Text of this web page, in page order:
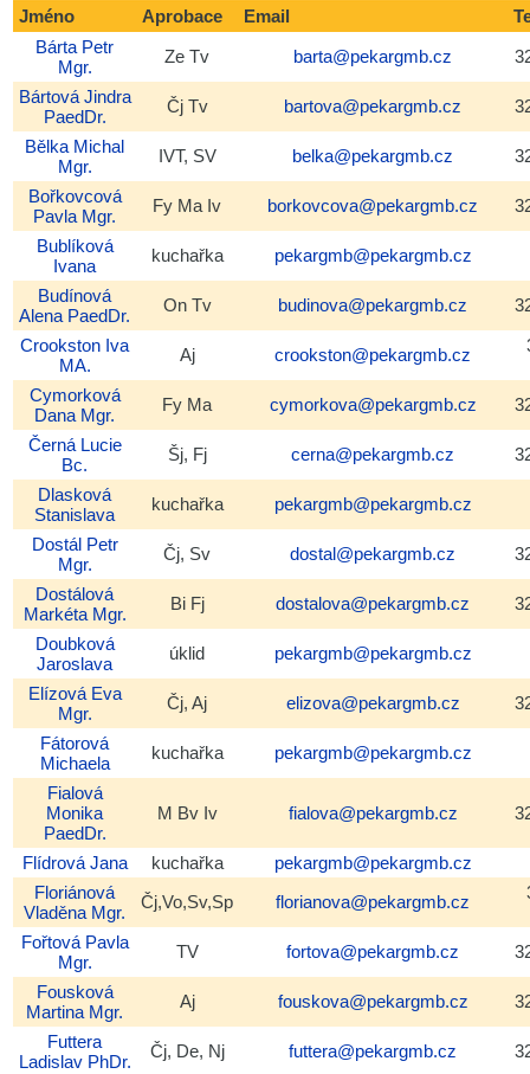
Vyhledávání
Jméno Aprobace Email
Bárta Petr
Mgr.
Ze Tv barta@pekargmb.cz
Bártová Jindra
PaedDr.
Čj Tv bartova@pekargmb.cz
Bělka Michal
Mgr.
IVT, SV belka@pekargmb.cz
Bořkovcová
Pavla Mgr.
Fy Ma Iv borkovcova@pekargmb.cz
Bublíková
Ivana
kuchařka
pekargmb@pekargmb.cz
Budínová
Alena PaedDr.
On Tv budinova@pekargmb.cz
Crookston Iva
MA.
Aj crookston@pekargmb.cz
Cymorková
Dana Mgr.
Fy Ma cymorkova@pekargmb.cz
Černá Lucie
Bc.
Šj, Fj cerna@pekargmb.cz
Dlasková
Stanislava
kuchařka
pekargmb@pekargmb.cz
Dostál Petr
Mgr.
Čj, Sv dostal@pekargmb.cz
Dostálová
Markéta Mgr.
Bi Fj dostalova@pekargmb.cz
Doubková
Jaroslava
úklid
pekargmb@pekargmb.cz
Elízová Eva
Mgr.
Čj, Aj elizova@pekargmb.cz
Fátorová
Michaela
kuchařka
pekargmb@pekargmb.cz
Fialová
Monika
PaedDr.
M Bv Iv fialova@pekargmb.cz
Flídrová Jana kuchařka
pekargmb@pekargmb.cz
Floriánová
Vladěna Mgr.
Čj,Vo,Sv,Sp florianova@pekargmb.cz
Fořtová Pavla
Mgr.
TV fortova@pekargmb.cz
Fousková
Martina Mgr.
Aj fouskova@pekargmb.cz
Futtera
Ladislav PhDr.
Čj, De, Nj futtera@pekargmb.cz